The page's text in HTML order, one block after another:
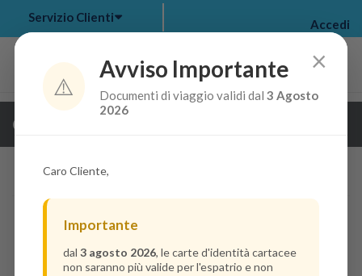
my bookings >
Servizio Clienti Accedi
Guarda i dettagli della crociera
×
⚠️
Avviso Importante
Documenti di viaggio validi dal3 Agosto
2026
Caro Cliente,
Importante
dal 3 agosto 2026, le carte d'identità cartacee
non saranno più valide per l'espatrio e non